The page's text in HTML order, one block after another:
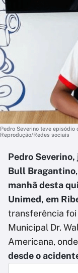
Pedro Severino teve episódio
Reprodução/Redes sociais
Pedro
Bull Bragantino
manhã desta
Unimed, em
transferência
Municipal Dr.
Americana,
desde o